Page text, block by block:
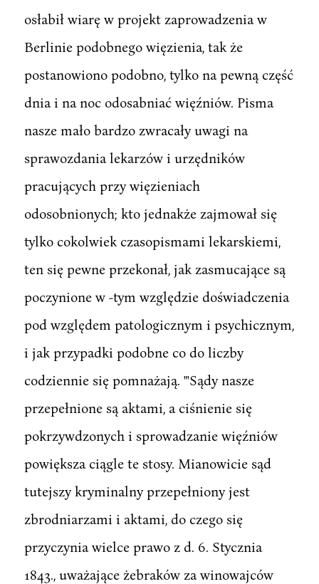
osłabił wiarę w projekt zaprowadzenia w
Berlinie podobnego więzienia, tak że
postanowiono podobno, tylko na pewną część
dnia i na noc odosabniać więźniów. Pisma
nasze mało bardzo zwracały uwagi na
sprawozdania lekarzów i urzędników
pracujących przy więzieniach
odosobnionych; kto jednakże zajmował się
tylko cokolwiek czasopismami lekarskiemi,
ten się pewne przekonał, jak zasmucające są
poczynione w -tym względzie doświadczenia
pod względem patologicznym i psychicznym,
i jak przypadki podobne co do liczby
codziennie się pomnażają. "'Sądy nasze
przepełnione są aktami, a ciśnienie się
pokrzywdzonych i sprowadzanie więźniów
powiększa ciągle te stosy. Mianowicie sąd
tutejszy kryminalny przepełniony jest
zbrodniarzami i aktami, do czego się
przyczynia wielce prawo z d. 6. Stycznia
1843., uważające żebraków za winowajców